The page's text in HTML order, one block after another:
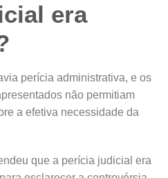
era
perícia administrativa, e os
não permitiam
a efetiva necessidade da
que a perícia judicial era